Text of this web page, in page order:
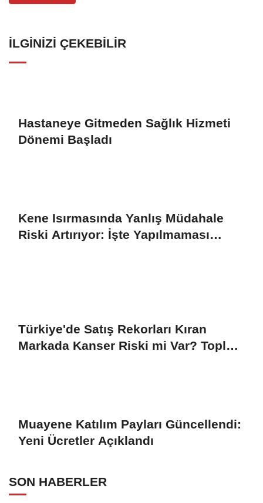
İLGINIZI ÇEKEBILIR
Hastaneye Gitmeden Sağlık Hizmeti
Dönemi Başladı
Kene Isırmasında Yanlış Müdahale
Riski Artırıyor: İşte Yapılmaması
Türkiye'de Satış Rekorları Kıran
Markada Kanser Riski mi Var? Toplu
Muayene Katılım Payları Güncellendi:
Yeni Ücretler Açıklandı
SON HABERLER